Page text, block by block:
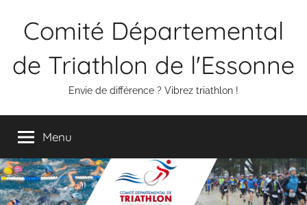
Comité Départemental
de Triathlon de l'Essonne
Envie de différence ? Vibrez triathlon !
Menu